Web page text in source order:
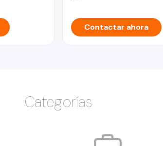
Contactar ahora
Categorías